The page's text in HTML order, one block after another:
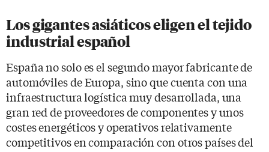
Los gigantes asiáticos eligen el tejido
industrial español
España no solo es el segundo mayor fabricante de
automóviles de Europa, sino que cuenta con una
infraestructura logística muy desarrollada, una
gran red de proveedores de componentes y unos
costes energéticos y operativos relativamente
competitivos en comparación con otros países del